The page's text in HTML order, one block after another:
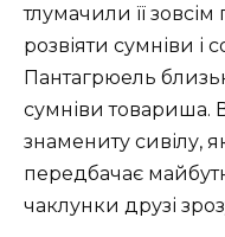
тлумачили її
розвіяти сумніви
Пантагрюель
сумніви товариша.
знамениту сивілу,
передбачає
чаклунки друзі